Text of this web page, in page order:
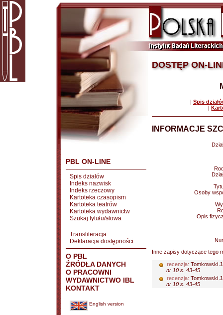
PBL ON-LINE
Spis działów
Indeks nazwisk
Indeks rzeczowy
Kartoteka czasopism
Kartoteka teatrów
Kartoteka wydawnictw
Szukaj tytułu/słowa
Transliteracja
Deklaracja dostępności
O PBL
ŹRÓDŁA DANYCH
O PRACOWNI
WYDAWNICTWO IBL
KONTAKT
English version
DOSTĘP ON-
| Spis
|
INFORMACJE
Osoby
Opis
Inne zapisy dotyczące tego
recenzja: Tomkowski
nr 10 s. 43-45
recenzja: Tomkowski
nr 10 s. 43-45